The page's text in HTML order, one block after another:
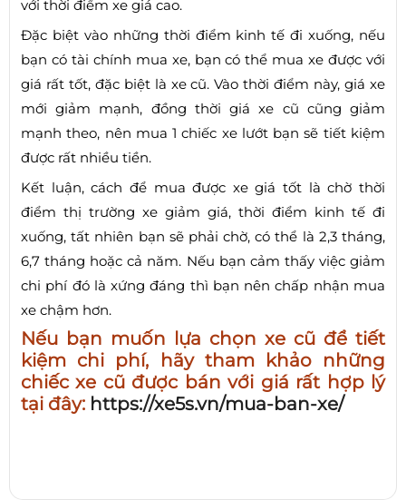
với thời điểm xe giá cao.
Đặc biệt vào những thời điểm kinh tế đi xuống, nếu
bạn có tài chính mua xe, bạn có thể mua xe được với
giá rất tốt, đặc biệt là xe cũ. Vào thời điểm này, giá xe
mới giảm mạnh, đồng thời giá xe cũ cũng giảm
mạnh theo, nên mua 1 chiếc xe lướt bạn sẽ tiết kiệm
được rất nhiều tiền.
Kết luận, cách để mua được xe giá tốt là chờ thời
điểm thị trường xe giảm giá, thời điểm kinh tế đi
xuống, tất nhiên bạn sẽ phải chờ, có thể là 2,3 tháng,
6,7 tháng hoặc cả năm. Nếu bạn cảm thấy việc giảm
chi phí đó là xứng đáng thì bạn nên chấp nhận mua
xe chậm hơn.
Nếu bạn muốn lựa chọn xe cũ để tiết
kiệm chi phí, hãy tham khảo những
chiếc xe cũ được bán với giá rất hợp lý
tại đây: https://xe5s.vn/mua-ban-xe/